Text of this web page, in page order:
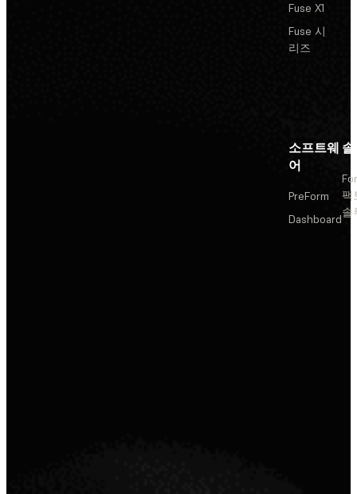
Fuse X1
Fuse 시
리즈
소프트웨
어
PreForm
Dashboard
팩
솔